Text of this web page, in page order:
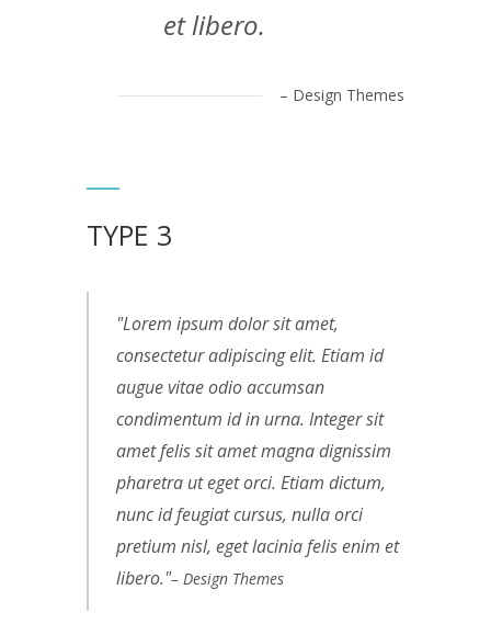
et libero.
– Design Themes
TYPE 3
Lorem ipsum dolor sit amet,
consectetur adipiscing elit. Etiam id
augue vitae odio accumsan
condimentum id in urna. Integer sit
amet felis sit amet magna dignissim
pharetra ut eget orci. Etiam dictum,
nunc id feugiat cursus, nulla orci
pretium nisl, eget lacinia felis enim et
libero. – Design Themes